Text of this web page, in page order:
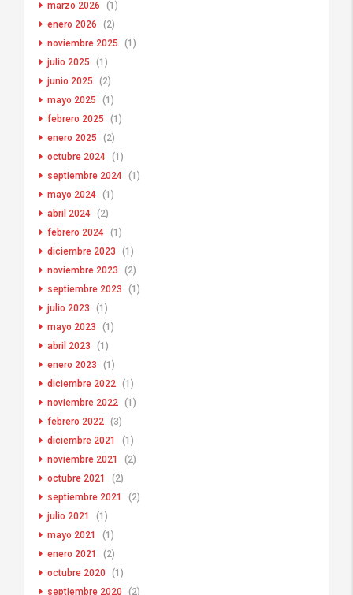
marzo 2026
(1)
enero 2026
(2)
noviembre 2025
(1)
julio 2025
(1)
junio 2025
(2)
mayo 2025
(1)
febrero 2025
(1)
enero 2025
(2)
octubre 2024 (1)
septiembre 2024 (1)
mayo 2024 (1)
abril 2024 (2)
febrero 2024 (1)
diciembre 2023
(1)
noviembre 2023
(2)
septiembre 2023
(1)
julio 2023
(1)
mayo 2023
(1)
abril 2023
(1)
enero 2023
(1)
diciembre 2022 (1)
noviembre 2022 (1)
febrero 2022 (3)
diciembre 2021
(1)
noviembre 2021
(2)
octubre 2021
(2)
septiembre 2021
(2)
julio 2021
(1)
mayo 2021
(1)
enero 2021
(2)
octubre 2020
(1)
septiembre 2020
(2)